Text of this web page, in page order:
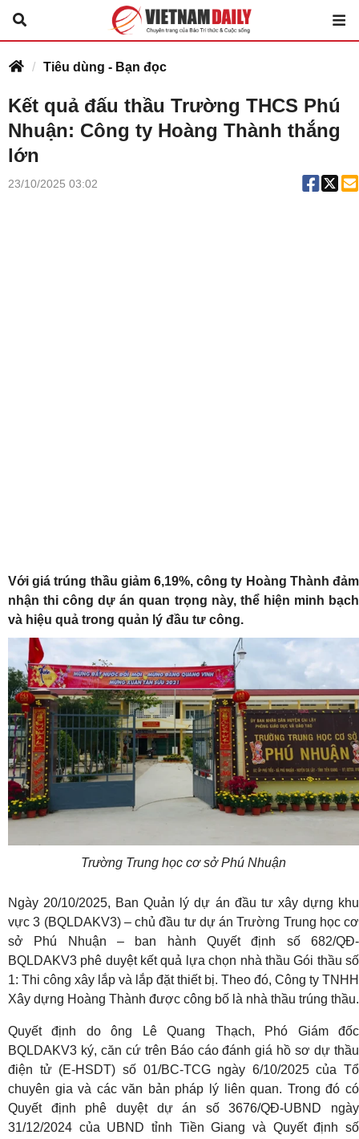
Tiêu dùng - Bạn đọc
Kết quả đấu thầu Trường THCS Phú
Nhuận: Công ty Hoàng Thành thắng
lớn
23/10/2025 03:02
Với giá trúng thầu giảm 6,19%, công ty Hoàng Thành đảm
nhận thi công dự án quan trọng này, thể hiện minh bạch
và hiệu quả trong quản lý đầu tư công.
Trường Trung học cơ sở Phú Nhuận
Ngày 20/10/2025, Ban Quản lý dự án đầu tư xây dựng khu
vực 3 (BQLDAKV3) – chủ đầu tư dự án Trường Trung học cơ
sở Phú Nhuận – ban hành Quyết định số 682/QĐ-
BQLDAKV3 phê duyệt kết quả lựa chọn nhà thầu Gói thầu số
1: Thi công xây lắp và lắp đặt thiết bị. Theo đó, Công ty TNHH
Xây dựng Hoàng Thành được công bố là nhà thầu trúng thầu.
Quyết định do ông Lê Quang Thạch, Phó Giám đốc
BQLDAKV3 ký, căn cứ trên Báo cáo đánh giá hồ sơ dự thầu
điện tử (E-HSDT) số 01/BC-TCG ngày 6/10/2025 của Tổ
chuyên gia và các văn bản pháp lý liên quan. Trong đó có
Quyết định phê duyệt dự án số 3676/QĐ-UBND ngày
31/12/2024 của UBND tỉnh Tiền Giang và Quyết định số